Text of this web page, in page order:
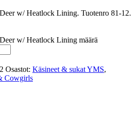
w/ Heatlock Lining. Tuotenro 81-12.
w/ Heatlock Lining määrä
Osastot: Käsineet & sukat YMS,
Cowgirls